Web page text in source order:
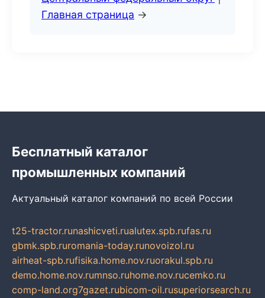
Главная страница →
Бесплатный каталог
промышленных компаний
Актуальный каталог компаний по всей России
t25-tractor.runashicveti.rualutex.spb.rufas.ru
gbmk.spb.ruromania-today.runovoizol.ru
airheat-spb.rufisika.home.nov.ruorakul.spb.ru
demo.home.nov.rumnso.ruhome.nov.rucemko.ru
comp-land.org7gazet.rubicom-oil.rusuperiorsearch.ru